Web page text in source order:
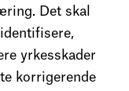
Det skal
yrkesskader
korrigerende